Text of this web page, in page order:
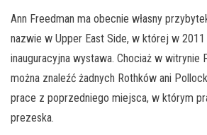
Ann Freedman ma obecnie własny
nazwie w Upper East Side, w której w 2011
inauguracyjna wystawa. Chociaż w witrynie
można znaleźć żadnych Rothków ani
prace z poprzedniego miejsca, w którym
prezeska.